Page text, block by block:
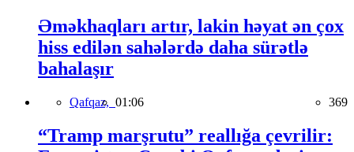
Əməkhaqları artır, lakin həyat ən çox
hiss edilən sahələrdə daha sürətlə
bahalaşır
Qafqaz, 01:06 369
“Tramp marşrutu” reallığa çevrilir: